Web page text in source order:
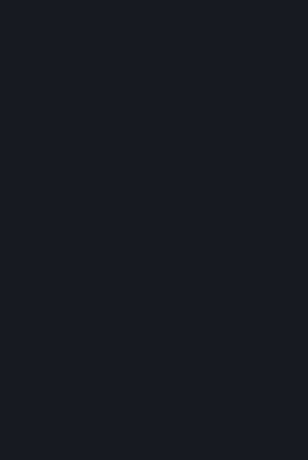
Chaque Souscription vous permet
Contenus et Services. Des
peuvent s'appliquer à certaines
de Souscription ») (par exemple,
d'utilisateur final propre à un jeu
conditions d'utilisation spécifiques
fonction de Steam). Par ailleurs,
supplémentaires (par exemple,
paiement et de facturation)
http://
service Steam (des « Règles
d'utilisation incluent les Règles de
http://steampowered.com/
et la
http://
Conditions de Souscription,
Politique de protection de la vie
http://
engagent dès lors que vous avez
vis-à-vis de ces documents ou du
vous devenez lié à ces documents
Section 8 (Amendements au